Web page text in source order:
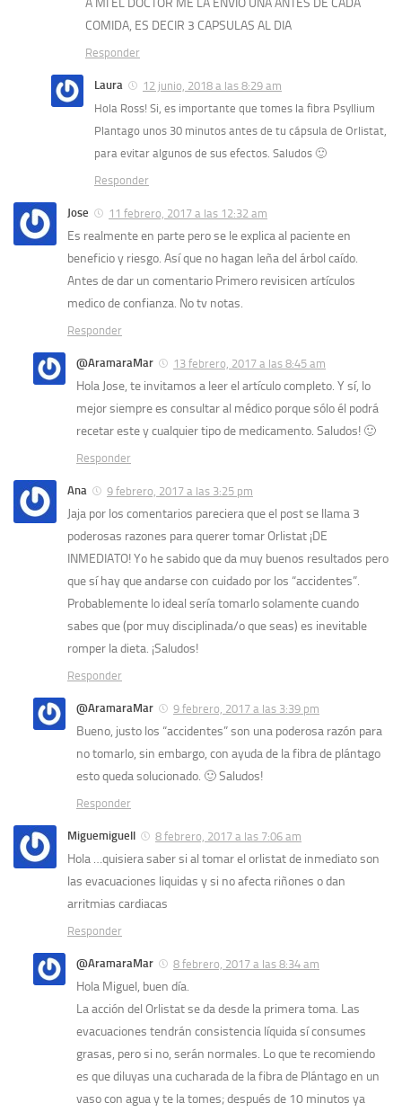
COMIDA, ES DECIR 3 CAPSULAS AL DIA
Responder
Laura
12 junio, 2018 a las 8:29 am
Hola Ross! Si, es importante que tomes la fibra Psyllium
Plantago unos 30 minutos antes de tu cápsula de Orlistat,
para evitar algunos de sus efectos. Saludos 🙂
Responder
Jose 11 febrero, 2017 a las 12:32 am
Es realmente en parte pero se le explica al paciente en
beneficio y riesgo. Así que no hagan leña del árbol caído.
Antes de dar un comentario Primero revisicen artículos
medico de confianza. No tv notas.
Responder
@AramaraMar 13 febrero, 2017 a las 8:45 am
Hola Jose, te invitamos a leer el artículo completo. Y sí, lo
mejor siempre es consultar al médico porque sólo él podrá
recetar este y cualquier tipo de medicamento. Saludos! 🙂
Responder
Ana 9 febrero, 2017 a las 3:25 pm
Jaja por los comentarios pareciera que el post se llama 3
poderosas razones para querer tomar Orlistat ¡DE
INMEDIATO! Yo he sabido que da muy buenos resultados pero
que sí hay que andarse con cuidado por los “accidentes”.
Probablemente lo ideal sería tomarlo solamente cuando
sabes que (por muy disciplinada/o que seas) es inevitable
romper la dieta. ¡Saludos!
Responder
@AramaraMar 9 febrero, 2017 a las 3:39 pm
Bueno, justo los “accidentes” son una poderosa razón para
no tomarlo, sin embargo, con ayuda de la fibra de plántago
esto queda solucionado. 🙂 Saludos!
Responder
Miguemiguell 8 febrero, 2017 a las 7:06 am
Hola …quisiera saber si al tomar el orlistat de inmediato son
las evacuaciones liquidas y si no afecta riñones o dan
arritmias cardiacas
Responder
@AramaraMar 8 febrero, 2017 a las 8:34 am
Hola Miguel, buen día.
La acción del Orlistat se da desde la primera toma. Las
evacuaciones tendrán consistencia líquida sí consumes
grasas, pero si no, serán normales. Lo que te recomiendo
es que diluyas una cucharada de la fibra de Plántago en un
vaso con agua y te la tomes; después de 10 minutos ya